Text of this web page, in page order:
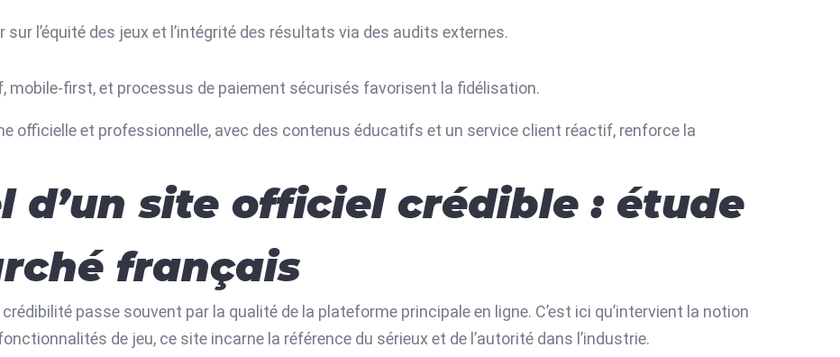
sur l’équité des jeux et l’intégrité des résultats via des audits externes.
mobile-first, et processus de paiement sécurisés favorisent la fidélisation.
officielle et professionnelle, avec des contenus éducatifs et un service client réactif, renforce la
d’un site officiel crédible : étude
français
passe souvent par la qualité de la plateforme principale en ligne. C’est ici qu’intervient la notion
de jeu, ce site incarne la référence du sérieux et de l’autorité dans l’industrie.